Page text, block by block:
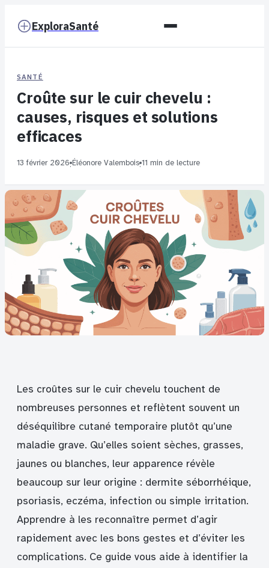
ExploraSanté
SANTÉ
Croûte sur le cuir chevelu :
causes, risques et solutions
efficaces
13 février 2026·Éléonore Valembois·11 min de lecture
Les croûtes sur le cuir chevelu touchent de
nombreuses personnes et reflètent souvent un
déséquilibre cutané temporaire plutôt qu’une
maladie grave. Qu’elles soient sèches, grasses,
jaunes ou blanches, leur apparence révèle
beaucoup sur leur origine : dermite séborrhéique,
psoriasis, eczéma, infection ou simple irritation.
Apprendre à les reconnaître permet d’agir
rapidement avec les bons gestes et d’éviter les
complications. Ce guide vous aide à identifier la